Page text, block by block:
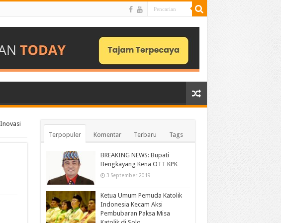
Terpopuler Komentar Terbaru Tags
BREAKING NEWS: Bupati
Bengkayang Kena OTT KPK
3 September 2019
Ketua Umum Pemuda Katolik
Indonesia Kecam Aksi
Pembubaran Paksa Misa